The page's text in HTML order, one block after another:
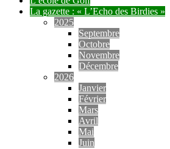
La gazette : « L’Echo des Birdies »
2025
Septembre
Octobre
Novembre
Décembre
2026
Janvier
Février
Mars
Avril
Mai
Juin